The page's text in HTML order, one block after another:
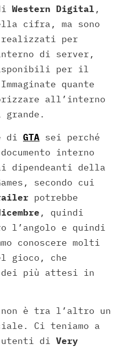
Western Digital ,
cifra, ma sono
realizzati per
di server,
per il
quante
all’interno
di GTA sei perché
interno
dipendeanti della
secondo cui
potrebbe
, quindi
l’angolo e quindi
conoscere molti
gioco, che
dei più attesi in
non è tra l’altro un
Ci teniamo a
di Very